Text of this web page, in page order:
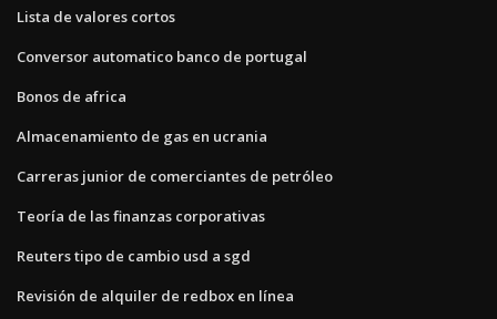
Lista de valores cortos
Conversor automatico banco de portugal
Bonos de africa
Almacenamiento de gas en ucrania
Carreras junior de comerciantes de petróleo
Teoría de las finanzas corporativas
Reuters tipo de cambio usd a sgd
Revisión de alquiler de redbox en línea